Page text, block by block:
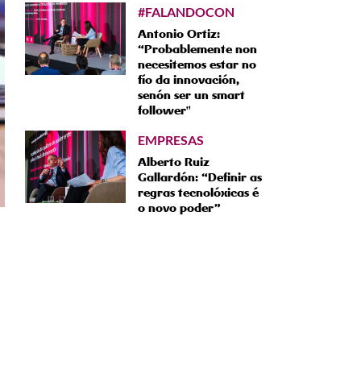
#FALANDOCON
Antonio Ortiz:
“Probablemente non
necesitemos estar no
fío da innovación,
senón ser un smart
follower"
EMPRESAS
Alberto Ruiz
Gallardón: “Definir as
regras tecnolóxicas é
o novo poder”